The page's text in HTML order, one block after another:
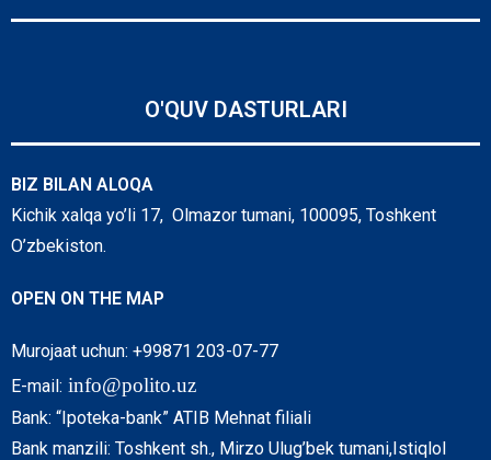
O'QUV DASTURLARI
BIZ BILAN ALOQA
Kichik xalqa yo’li 17, Olmazor tumani, 100095, Toshkent
O’zbekiston.
OPEN ON THE MAP
Murojaat uchun: +99871 203-07-77
E-mail: info@polito.uz
Bank: “Ipoteka-bank” ATIB Mehnat filiali
Bank manzili: Toshkent sh., Mirzo Ulug’bek tumani,Istiqlol